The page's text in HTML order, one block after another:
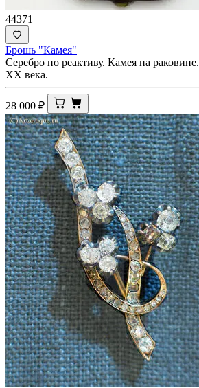
44371
Брошь "Камея"
Серебро по реактиву. Камея на
ХХ века.
28 000 ₽